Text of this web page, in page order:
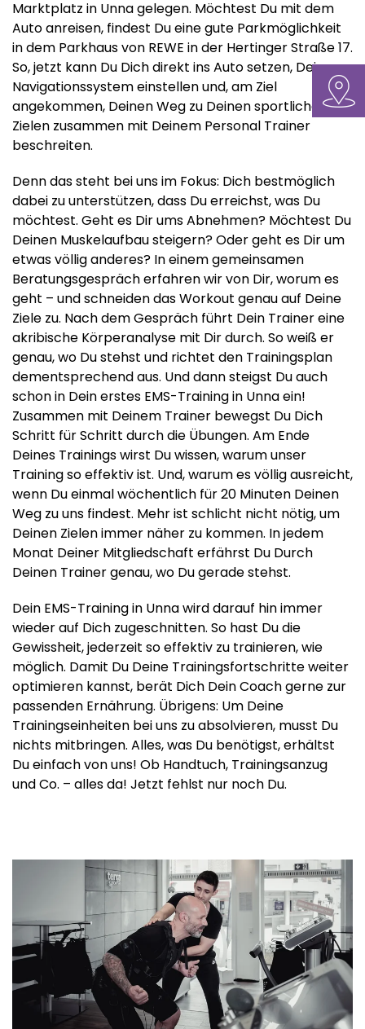
Marktplatz in Unna gelegen. Möchtest Du mit dem
Auto anreisen, findest Du eine gute Parkmöglichkeit
in dem Parkhaus von REWE in der Hertinger Straße 17.
So, jetzt kann Du Dich direkt ins Auto setzen, Dein
Navigationssystem einstellen und, am Ziel
angekommen, Deinen Weg zu Deinen sportlichen
Zielen zusammen mit Deinem Personal Trainer
beschreiten.
Denn das steht bei uns im Fokus: Dich bestmöglich
dabei zu unterstützen, dass Du erreichst, was Du
möchtest. Geht es Dir ums Abnehmen? Möchtest Du
Deinen Muskelaufbau steigern? Oder geht es Dir um
etwas völlig anderes? In einem gemeinsamen
Beratungsgespräch erfahren wir von Dir, worum es
geht – und schneiden das Workout genau auf Deine
Ziele zu. Nach dem Gespräch führt Dein Trainer eine
akribische Körperanalyse mit Dir durch. So weiß er
genau, wo Du stehst und richtet den Trainingsplan
dementsprechend aus. Und dann steigst Du auch
schon in Dein erstes EMS-Training in Unna ein!
Zusammen mit Deinem Trainer bewegst Du Dich
Schritt für Schritt durch die Übungen. Am Ende
Deines Trainings wirst Du wissen, warum unser
Training so effektiv ist. Und, warum es völlig ausreicht,
wenn Du einmal wöchentlich für 20 Minuten Deinen
Weg zu uns findest. Mehr ist schlicht nicht nötig, um
Deinen Zielen immer näher zu kommen. In jedem
Monat Deiner Mitgliedschaft erfährst Du Durch
Deinen Trainer genau, wo Du gerade stehst.
Dein EMS-Training in Unna wird darauf hin immer
wieder auf Dich zugeschnitten. So hast Du die
Gewissheit, jederzeit so effektiv zu trainieren, wie
möglich. Damit Du Deine Trainingsfortschritte weiter
optimieren kannst, berät Dich Dein Coach gerne zur
passenden Ernährung. Übrigens: Um Deine
Trainingseinheiten bei uns zu absolvieren, musst Du
nichts mitbringen. Alles, was Du benötigst, erhältst
Du einfach von uns! Ob Handtuch, Trainingsanzug
und Co. – alles da! Jetzt fehlst nur noch Du.